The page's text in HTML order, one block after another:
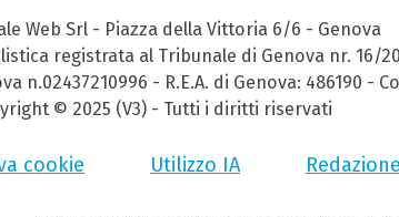
Web Srl - Piazza della Vittoria 6/6 - Genova
registrata al Tribunale di Genova nr. 16/
n.02437210996 - R.E.A. di Genova: 486190 -
© 2025 (V3) - Tutti i diritti riservati
cookie Utilizzo IA